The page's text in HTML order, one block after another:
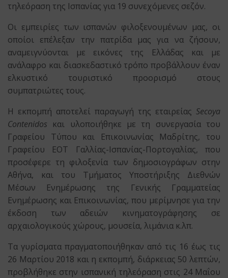
τηλεόραση της Ισπανίας για 19 συνεχόμενες σεζόν.
Οι εμπειρίες των ισπανών φιλοξενουμένων μας, οι
οποίοι επέλεξαν την πατρίδα μας για να ζήσουν,
αναμειγνύονται με εικόνες της Ελλάδας και με
ανάλαφρο και διασκεδαστικό τρόπο προβάλλουν έναν
ελκυστικό τουριστικό προορισμό στους
συμπατριώτες τους.
Η εκπομπή αποτελεί παραγωγή της εταιρείας Secoya
Contenidos και υλοποιήθηκε με τη συνεργασία του
Γραφείου Τύπου και Επικοινωνίας Μαδρίτης, του
Γραφείου ΕΟΤ Γαλλίας-Ισπανίας-Πορτογαλίας, που
προσέφερε τη φιλοξενία των δημοσιογράφων στην
Αθήνα, και του Τμήματος Υποστήριξης Διεθνών
Μέσων Ενημέρωσης της Γενικής Γραμματείας
Ενημέρωσης και Επικοινωνίας, που μερίμνησε για την
έκδοση των αδειών κινηματογράφησης σε
αρχαιολογικούς χώρους, μουσεία, λιμάνια κ.λπ.
Τα γυρίσματα πραγματοποιήθηκαν από τις 16 έως τις
26 Μαρτίου 2018 και η εκπομπή, διάρκειας 50 λεπτών,
προβλήθηκε στην ισπανική τηλεόραση στις 24 Μαΐου